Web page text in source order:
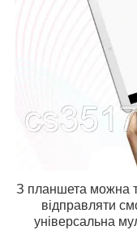
З планшета можна
відправляти
універсальна